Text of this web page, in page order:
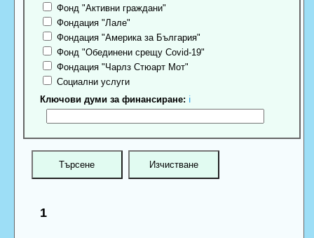
Фонд "Активни граждани"
Фондация "Лале"
Фондация "Америка за България"
Фонд "Обединени срещу Covid-19"
Фондация "Чарлз Стюарт Мот"
Социални услуги
Ключови думи за финансиране: ℹ
1